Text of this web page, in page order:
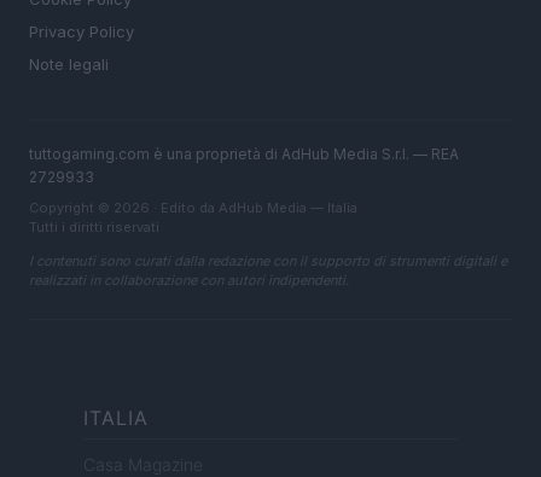
Privacy Policy
Note legali
tuttogaming.com è una proprietà di AdHub Media S.r.l. — REA
2729933
Copyright © 2026 · Edito da AdHub Media — Italia
Tutti i diritti riservati
I contenuti sono curati dalla redazione con il supporto di strumenti digitali e
realizzati in collaborazione con autori indipendenti.
ITALIA
Casa Magazine